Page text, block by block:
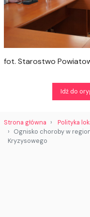
fot. Starostwo
Idź do
Strona główna
Polityka
Ognisko choroby w
Kryzysowego